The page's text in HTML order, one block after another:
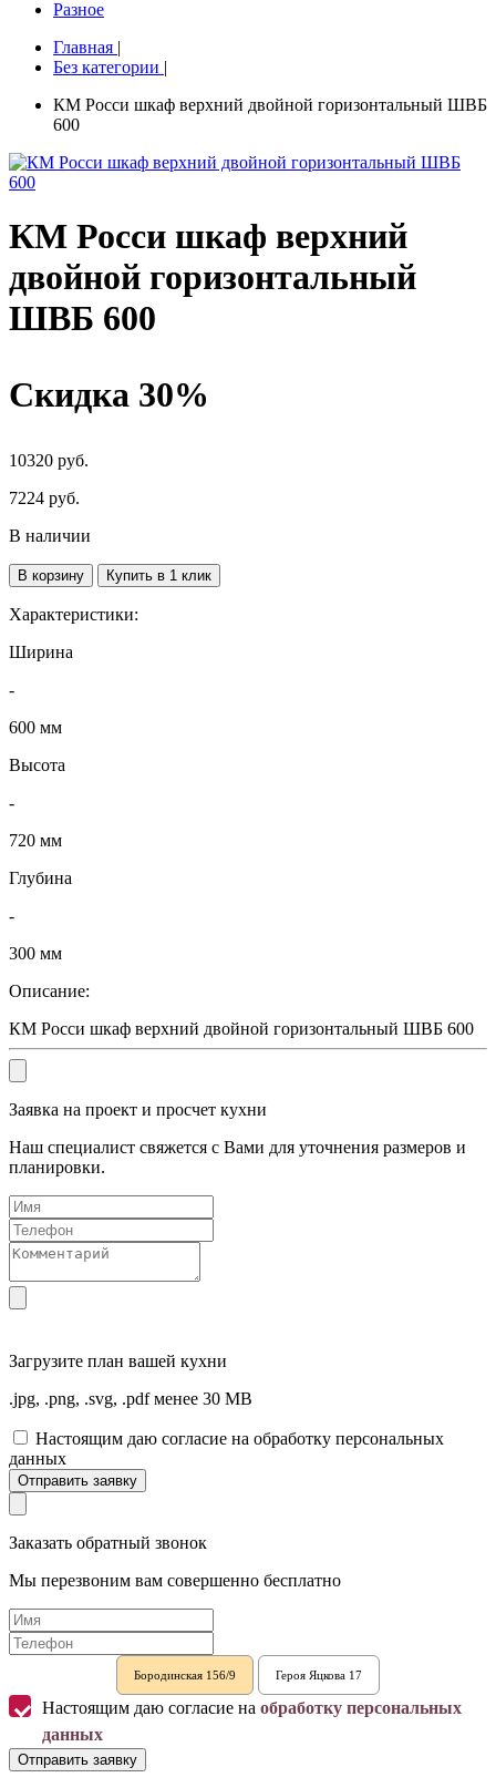
Разное
Главная |
Без категории |
КМ Росси шкаф верхний двойной горизонтальный ШВБ
600
КМ Росси шкаф верхний
двойной горизонтальный
ШВБ 600
Скидка 30%
10320 руб.
7224 руб.
В наличии
В корзину Купить в 1 клик
Характеристики:
Ширина
-
600 мм
Высота
-
720 мм
Глубина
-
300 мм
Описание:
КМ Росси шкаф верхний двойной горизонтальный ШВБ 600
Заявка на проект и просчет кухни
Наш специалист свяжется с Вами для уточнения размеров и
планировки.
Загрузите план вашей кухни
.jpg, .png, .svg, .pdf менее 30 MB
Настоящим даю согласие на обработку персональных
данных
Отправить заявку
Заказать обратный звонок
Мы перезвоним вам совершенно бесплатно
Бородинская 156/9 Героя Яцкова 17
Настоящим даю согласие на обработку персональных
данных
Отправить заявку